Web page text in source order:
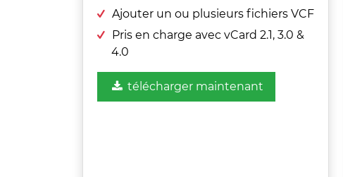
Ajouter un ou plusieurs fichiers VCF
Pris en charge avec vCard 2.1, 3.0 &
4.0
télécharger maintenant